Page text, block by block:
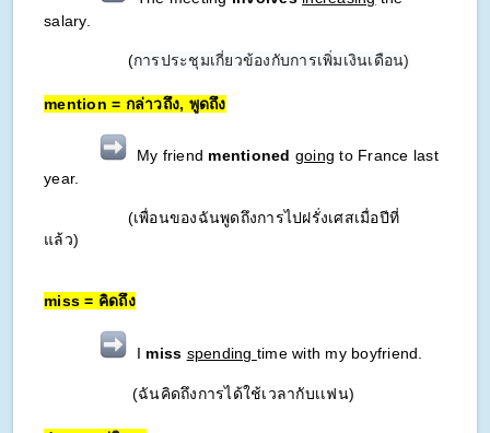
salary.
(การประชุมเกี่ยวข้องกับการเพิ่มเงินเดือน)
mention = กล่าวถึง, พูดถึง
My friend mentioned going to France last
year.
(เพื่อนของฉันพูดถึงการไปฝรั่งเศสเมื่อปีที่
แล้ว)
miss = คิดถึง
I miss spending time with my boyfriend.
(ฉันคิดถึงการได้ใช้เวลากับเเฟน)